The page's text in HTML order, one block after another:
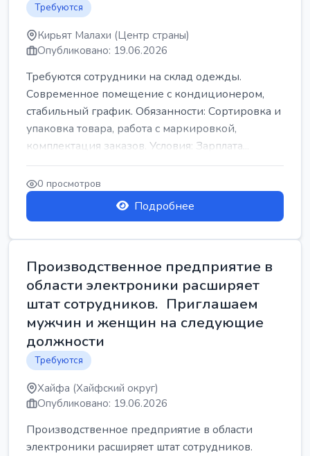
Требуются
Кирьят Малахи (Центр страны)
Опубликовано: 19.06.2026
Требуются сотрудники на склад одежды.
Современное помещение с кондиционером,
стабильный график. Обязанности: Сортировка и
упаковка товара, работа с маркировкой,
комплектация заказов. Условия: Зарплата...
0 просмотров
Подробнее
Производственное предприятие в
области электроники расширяет
штат сотрудников. Приглашаем
мужчин и женщин на следующие
должности
Требуются
Хайфа (Хайфский округ)
Опубликовано: 19.06.2026
Производственное предприятие в области
электроники расширяет штат сотрудников.